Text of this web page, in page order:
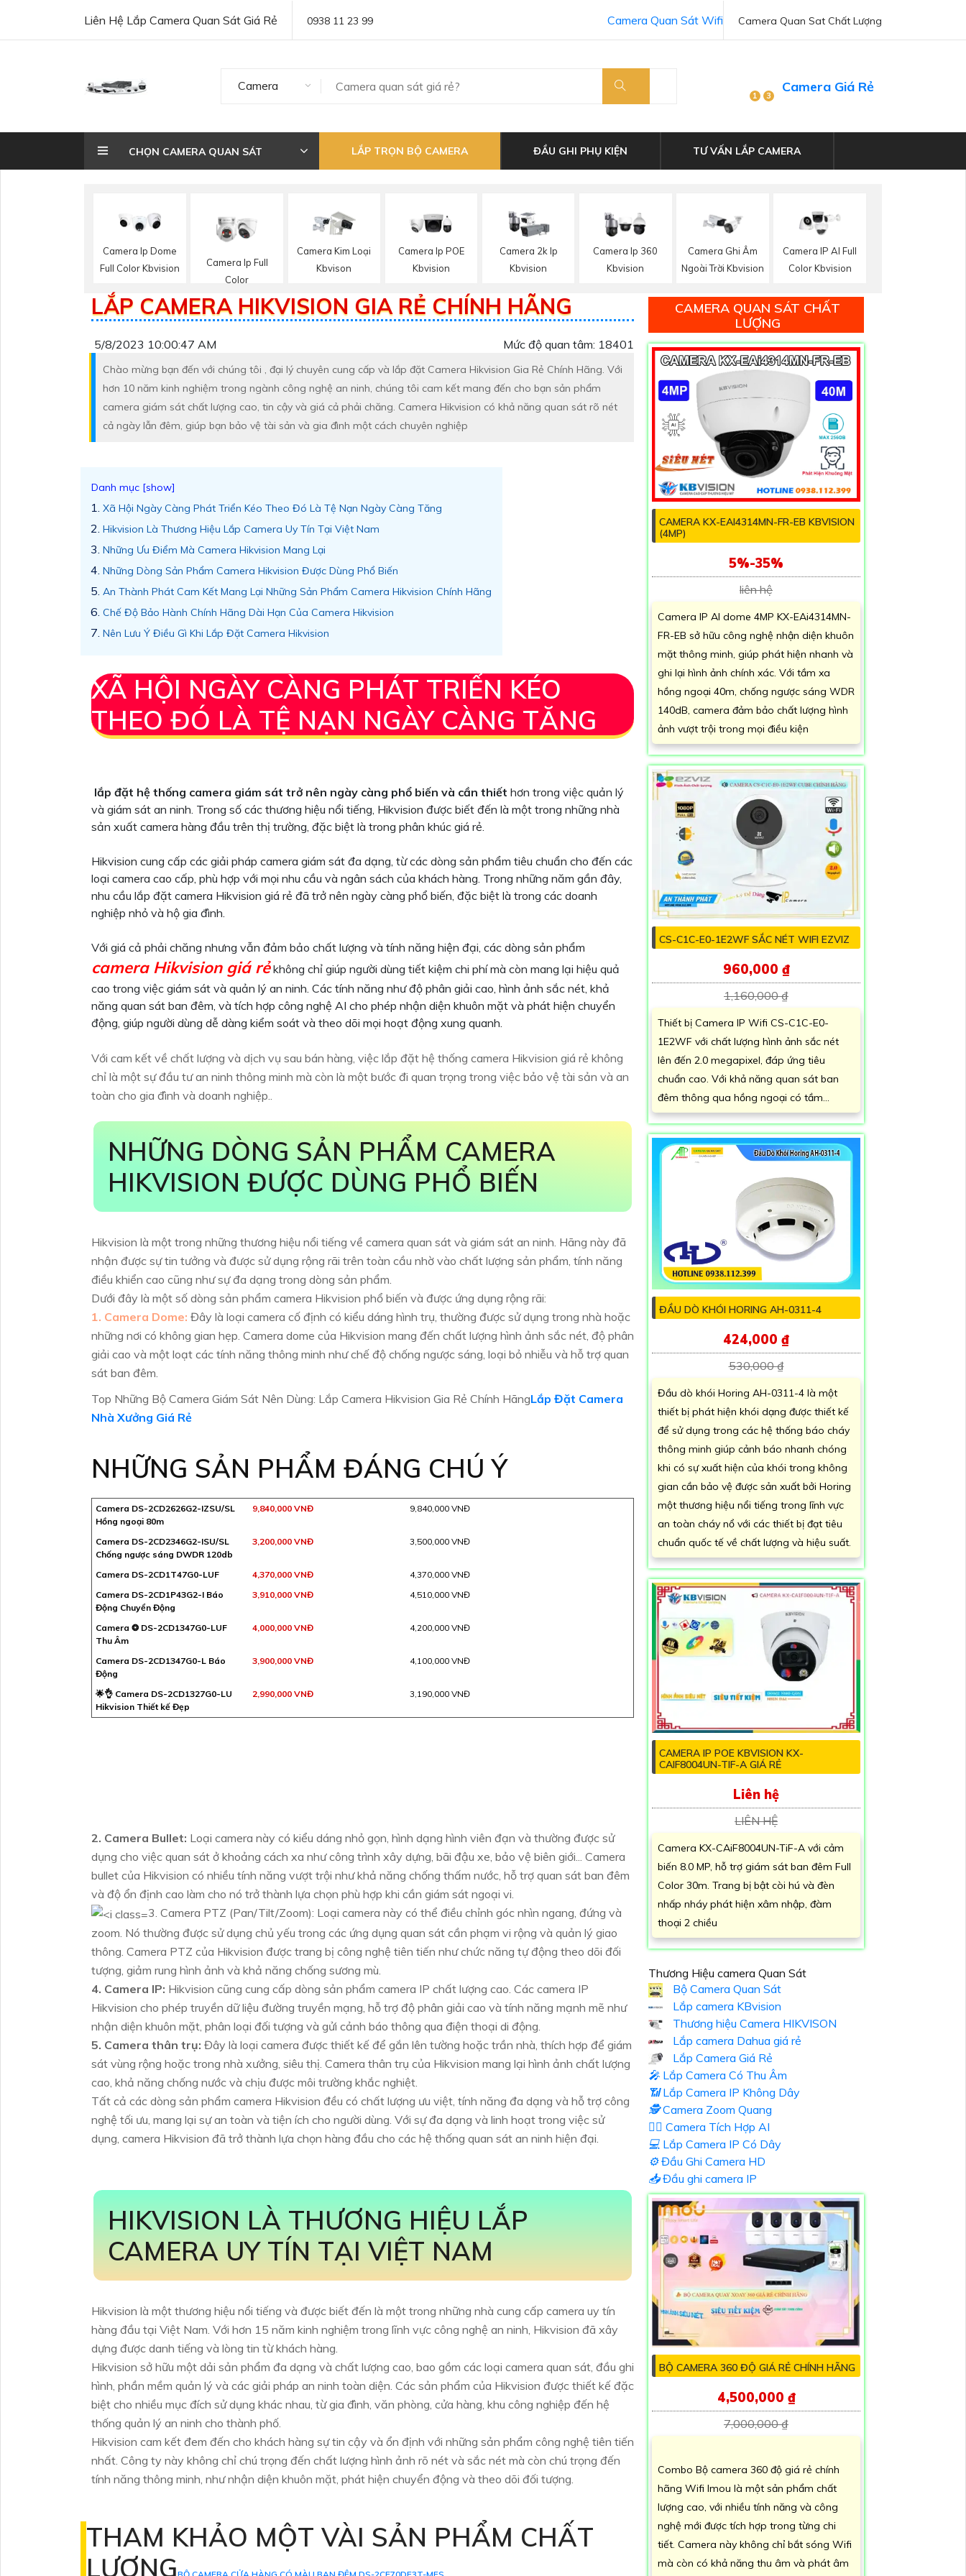
Liên Hệ Lắp Camera Quan Sát Giá Rẻ 0938 11 23 99 Camera Quan Sat Chất Lượng
Camera Quan Sát Wifi
Camera
1 3
Camera Giá Rẻ
CHỌN CAMERA QUAN SÁT LẮP TRỌN BỘ CAMERA ĐẦU GHI PHỤ KIỆN TƯ VẤN LẮP CAMERA
Camera Ip Dome
Full Color Kbvision
Camera Ip Full
Color
Camera Kim Loại
Kbvison
Camera Ip POE
Kbvision
Camera 2k Ip
Kbvision
Camera Ip 360
Kbvision
Camera Ghi Âm
Ngoài Trời Kbvision
Camera IP AI Full
Color Kbvision
LẮP CAMERA HIKVISION GIA RẺ CHÍNH HÃNG
5/8/2023 10:00:47 AM Mức độ quan tâm: 18401
Chào mừng bạn đến với chúng tôi , đại lý chuyên cung cấp và lắp đặt Camera Hikvision Gia Rẻ Chính Hãng. Với
hơn 10 năm kinh nghiệm trong ngành công nghệ an ninh, chúng tôi cam kết mang đến cho bạn sản phẩm
camera giám sát chất lượng cao, tin cậy và giá cả phải chăng. Camera Hikvision có khả năng quan sát rõ nét
cả ngày lẫn đêm, giúp bạn bảo vệ tài sản và gia đình một cách chuyên nghiệp
Xã Hội Ngày Càng Phát Triển Kéo Theo Đó Là Tệ Nạn Ngày Càng Tăng
Hikvision Là Thương Hiệu Lắp Camera Uy Tín Tại Việt Nam
Những Ưu Điểm Mà Camera Hikvision Mang Lại
Những Dòng Sản Phẩm Camera Hikvision Được Dùng Phổ Biến
An Thành Phát Cam Kết Mang Lại Những Sản Phẩm Camera Hikvision Chính Hãng
Chế Độ Bảo Hành Chính Hãng Dài Hạn Của Camera Hikvision
Nên Lưu Ý Điều Gì Khi Lắp Đặt Camera Hikvision
XÃ HỘI NGÀY CÀNG PHÁT TRIỂN KÉO
THEO ĐÓ LÀ TỆ NẠN NGÀY CÀNG TĂNG
lắp đặt hệ thống camera giám sát trở nên ngày càng phổ biến và cần thiết hơn trong việc quản lý
và giám sát an ninh. Trong số các thương hiệu nổi tiếng, Hikvision được biết đến là một trong những nhà
sản xuất camera hàng đầu trên thị trường, đặc biệt là trong phân khúc giá rẻ.
Hikvision cung cấp các giải pháp camera giám sát đa dạng, từ các dòng sản phẩm tiêu chuẩn cho đến các
loại camera cao cấp, phù hợp với mọi nhu cầu và ngân sách của khách hàng. Trong những năm gần đây,
nhu cầu lắp đặt camera Hikvision giá rẻ đã trở nên ngày càng phổ biến, đặc biệt là trong các doanh
nghiệp nhỏ và hộ gia đình.
Với giá cả phải chăng nhưng vẫn đảm bảo chất lượng và tính năng hiện đại, các dòng sản phẩm
camera Hikvision giá rẻkhông chỉ giúp người dùng tiết kiệm chi phí mà còn mang lại hiệu quả
cao trong việc giám sát và quản lý an ninh. Các tính năng như độ phân giải cao, hình ảnh sắc nét, khả
năng quan sát ban đêm, và tích hợp công nghệ AI cho phép nhận diện khuôn mặt và phát hiện chuyển
động, giúp người dùng dễ dàng kiểm soát và theo dõi mọi hoạt động xung quanh.
Với cam kết về chất lượng và dịch vụ sau bán hàng, việc lắp đặt hệ thống camera Hikvision giá rẻ không
chỉ là một sự đầu tư an ninh thông minh mà còn là một bước đi quan trọng trong việc bảo vệ tài sản và an
toàn cho gia đình và doanh nghiệp..
NHỮNG DÒNG SẢN PHẨM CAMERA
HIKVISION ĐƯỢC DÙNG PHỔ BIẾN
Hikvision là một trong những thương hiệu nổi tiếng về camera quan sát và giám sát an ninh. Hãng này đã
nhận được sự tin tưởng và được sử dụng rộng rãi trên toàn cầu nhờ vào chất lượng sản phẩm, tính năng
điều khiển cao cũng như sự đa dạng trong dòng sản phẩm.
Dưới đây là một số dòng sản phẩm camera Hikvision phổ biến và được ứng dụng rộng rãi:
1. Camera Dome: Đây là loại camera cố định có kiểu dáng hình trụ, thường được sử dụng trong nhà hoặc
những nơi có không gian hẹp. Camera dome của Hikvision mang đến chất lượng hình ảnh sắc nét, độ phân
giải cao và một loạt các tính năng thông minh như chế độ chống ngược sáng, loại bỏ nhiễu và hỗ trợ quan
sát ban đêm.
Top Những Bộ Camera Giám Sát Nên Dùng: Lắp Camera Hikvision Gia Rẻ Chính HãngLắp Đặt Camera
Nhà Xưởng Giá Rẻ
NHỮNG SẢN PHẨM ĐÁNG CHÚ Ý
Camera DS-2CD2626G2-IZSU/SL
Hồng ngoại 80m
9,840,000 VNĐ 9,840,000 VNĐ
Camera DS-2CD2346G2-ISU/SL
Chống ngược sáng DWDR 120db
3,200,000 VNĐ 3,500,000 VNĐ
Camera DS-2CD1T47G0-LUF 4,370,000 VNĐ
4,370,000 VNĐ
Camera DS-2CD1P43G2-I Báo
Động Chuyển Động
3,910,000 VNĐ 4,510,000 VNĐ
Camera ❂ DS-2CD1347G0-LUF
Thu Âm
4,000,000 VNĐ 4,200,000 VNĐ
Camera DS-2CD1347G0-L Báo
Động
3,900,000 VNĐ 4,100,000 VNĐ
🌟👌 Camera DS-2CD1327G0-LU
Hikvision Thiết kế Đẹp
2,990,000 VNĐ 3,190,000 VNĐ
2. Camera Bullet: Loại camera này có kiểu dáng nhỏ gọn, hình dạng hình viên đạn và thường được sử
dụng cho việc quan sát ở khoảng cách xa như công trình xây dựng, bãi đậu xe, bảo vệ biên giới... Camera
bullet của Hikvision có nhiều tính năng vượt trội như khả năng chống thấm nước, hỗ trợ quan sát ban đêm
và độ ổn định cao làm cho nó trở thành lựa chọn phù hợp khi cần giám sát ngoại vi.
3. Camera PTZ (Pan/Tilt/Zoom): Loại camera này có thể điều chỉnh góc nhìn ngang, đứng và
zoom. Nó thường được sử dụng chủ yếu trong các ứng dụng quan sát cần phạm vi rộng và quản lý giao
thông. Camera PTZ của Hikvision được trang bị công nghệ tiên tiến như chức năng tự động theo dõi đối
tượng, giảm rung hình ảnh và khả năng chống sương mù.
4. Camera IP: Hikvision cũng cung cấp dòng sản phẩm camera IP chất lượng cao. Các camera IP
Hikvision cho phép truyền dữ liệu đường truyền mạng, hỗ trợ độ phân giải cao và tính năng mạnh mẽ như
nhận diện khuôn mặt, phân loại đối tượng và gửi cảnh báo thông qua điện thoại di động.
5. Camera thân trụ: Đây là loại camera được thiết kế để gắn lên tường hoặc trần nhà, thích hợp để giám
sát vùng rộng hoặc trong nhà xưởng, siêu thị. Camera thân trụ của Hikvision mang lại hình ảnh chất lượng
cao, khả năng chống nước và chịu được môi trường khắc nghiệt.
Tất cả các dòng sản phẩm camera Hikvision đều có chất lượng ưu việt, tính năng đa dạng và hỗ trợ công
nghệ tối ưu, mang lại sự an toàn và tiện ích cho người dùng. Với sự đa dạng và linh hoạt trong việc sử
dụng, camera Hikvision đã trở thành lựa chọn hàng đầu cho các hệ thống quan sát an ninh hiện đại.
HIKVISION LÀ THƯƠNG HIỆU LẮP
CAMERA UY TÍN TẠI VIỆT NAM
Hikvision là một thương hiệu nổi tiếng và được biết đến là một trong những nhà cung cấp camera uy tín
hàng đầu tại Việt Nam. Với hơn 15 năm kinh nghiệm trong lĩnh vực công nghệ an ninh, Hikvision đã xây
dựng được danh tiếng và lòng tin từ khách hàng.
Hikvision sở hữu một dải sản phẩm đa dạng và chất lượng cao, bao gồm các loại camera quan sát, đầu ghi
hình, phần mềm quản lý và các giải pháp an ninh toàn diện. Các sản phẩm của Hikvision được thiết kế đặc
biệt cho nhiều mục đích sử dụng khác nhau, từ gia đình, văn phòng, cửa hàng, khu công nghiệp đến hệ
thống quản lý an ninh cho thành phố.
Hikvision cam kết đem đến cho khách hàng sự tin cậy và ổn định với những sản phẩm công nghệ tiên tiến
nhất. Công ty này không chỉ chú trọng đến chất lượng hình ảnh rõ nét và sắc nét mà còn chú trọng đến
tính năng thông minh, như nhận diện khuôn mặt, phát hiện chuyển động và theo dõi đối tượng.
THAM KHẢO MỘT VÀI SẢN PHẨM CHẤT
LƯỢNG
CAMERA QUAN SÁT CHẤT
LƯỢNG
CAMERA KX-EAI4314MN-FR-EB KBVISION
(4MP)
5%-35%
liên hệ
Camera IP AI dome 4MP KX-EAi4314MN-
FR-EB sở hữu công nghệ nhận diện khuôn
mặt thông minh, giúp phát hiện nhanh và
ghi lại hình ảnh chính xác. Với tầm xa
hồng ngoại 40m, chống ngược sáng WDR
140dB, camera đảm bảo chất lượng hình
ảnh vượt trội trong mọi điều kiện
CS-C1C-E0-1E2WF SẮC NÉT WIFI EZVIZ
960,000 ₫
1,160,000 ₫
Thiết bị Camera IP Wifi CS-C1C-E0-
1E2WF với chất lượng hình ảnh sắc nét
lên đến 2.0 megapixel, đáp ứng tiêu
chuẩn cao. Với khả năng quan sát ban
đêm thông qua hồng ngoại có tầm...
ĐẦU DÒ KHÓI HORING AH-0311-4
424,000 ₫
530,000 ₫
Đầu dò khói Horing AH-0311-4 là một
thiết bị phát hiện khói dạng được thiết kế
để sử dụng trong các hệ thống báo cháy
thông minh giúp cảnh báo nhanh chóng
khi có sự xuất hiện của khói trong không
gian cần bảo vệ được sản xuất bởi Horing
một thương hiệu nổi tiếng trong lĩnh vực
an toàn cháy nổ với các thiết bị đạt tiêu
chuẩn quốc tế về chất lượng và hiệu suất.
CAMERA IP POE KBVISION KX-
CAIF8004UN-TIF-A GIÁ RẺ
Liên hệ
LIÊN HỆ
Camera KX-CAiF8004UN-TiF-A với cảm
biến 8.0 MP, hỗ trợ giám sát ban đêm Full
Color 30m. Trang bị bật còi hú và đèn
nhấp nháy phát hiện xâm nhập, đàm
thoại 2 chiều
Thương Hiệu camera Quan Sát
Bộ Camera Quan Sát
Lắp camera KBvision
Thương hiệu Camera HIKVISON
Lắp camera Dahua giá rẻ
Lắp Camera Giá Rẻ
️🎤️ Lắp Camera Có Thu Âm
📶Lắp Camera IP Không Dây
🕵️Camera Zoom Quang
🧛‍♀️ Camera Tích Hợp AI
💻 Lắp Camera IP Có Dây
⚙️Đầu Ghi Camera HD
📥Đầu ghi camera IP
BỘ CAMERA 360 ĐỘ GIÁ RẺ CHÍNH HÃNG
4,500,000 ₫
7,000,000 ₫
Combo Bộ camera 360 độ giá rẻ chính
hãng Wifi Imou là một sản phẩm chất
lượng cao, với nhiều tính năng và công
nghệ mới được tích hợp trong từng chi
tiết. Camera này không chỉ bắt sóng Wifi
mà còn có khả năng thu âm và phát âm